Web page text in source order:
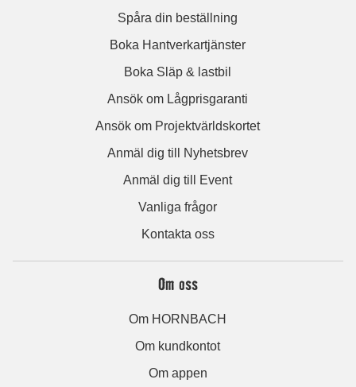
Spåra din beställning
Boka Hantverkartjänster
Boka Släp & lastbil
Ansök om Lågprisgaranti
Ansök om Projektvärldskortet
Anmäl dig till Nyhetsbrev
Anmäl dig till Event
Vanliga frågor
Kontakta oss
Om oss
Om HORNBACH
Om kundkontot
Om appen